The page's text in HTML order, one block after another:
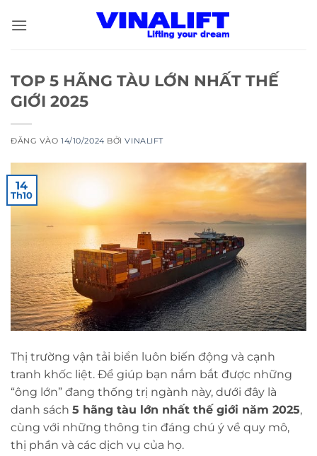
qua
TOP 5 HÃNG TÀU LỚN NHẤT THẾ
GIỚI 2025
ĐĂNG VÀO14/10/2024 BỞIVINALIFT
14
Th10
Thị trường vận tải biển luôn biến động và cạnh
tranh khốc liệt. Để giúp bạn nắm bắt được những
“ông lớn” đang thống trị ngành này, dưới đây là
danh sách 5 hãng tàu lớn nhất thế giới năm 2025,
cùng với những thông tin đáng chú ý về quy mô,
thị phần và các dịch vụ của họ.